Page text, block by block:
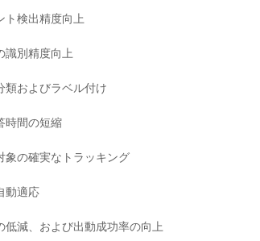
ト検出精度向上
識別精度向上
類およびラベル付け
時間の短縮
象の確実なトラッキング
動適応
低減、および出動成功率の向上